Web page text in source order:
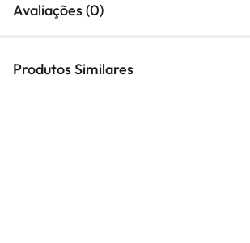
Avaliações (0)
Produtos Similares